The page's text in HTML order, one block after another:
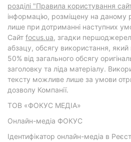
розділі "Правила користування
інформацію, розміщену на даному
лише при дотриманні наступних
Cайт focus.ua, згадки
абзацу, обсягу використання,
50% від загального обсягу
заголовку та ліда матеріалу.
тексту можливе лише за умови
дозволу Компанії.
ТОВ «ФОКУС МЕДІА»
Онлайн-медіа ФОКУС
Ідентифікатор онлайн-медіа в